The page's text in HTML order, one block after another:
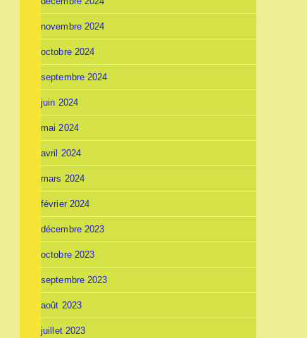
novembre 2024
octobre 2024
septembre 2024
juin 2024
mai 2024
avril 2024
mars 2024
février 2024
décembre 2023
octobre 2023
septembre 2023
août 2023
juillet 2023